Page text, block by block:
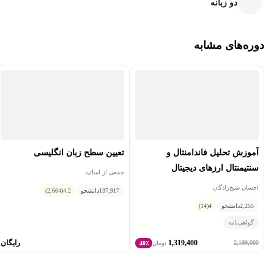
دارند. در این دوره، آموزش خود را با سرمنشأ پول آغاز خواهیم کرد.
چگونه تداوم پیدا کرده است. در ادامه درمی‌یابیم که این مفاهیم همان
هدف از یادگیری دوره آموزش تحلیل تکنیکال و خرید و فروش ارزهای
دیجیتال چیست؟
نوع پول توانسته است تحولات بزرگی در اقتصاد دنیا ایجاد کند. ارزش
محدودیتی می‌توانند در سراسر جهان مورد استفاده قرار گیرند. دنیا
دو زبانه
دوره‌های مشابه
آموزش تحلیل فاندامنتال و
سنتیمنتال ارزهای دیجیتال
احسان شیخ‌زادگان
2,255دانشجو 4
(14)
گواهی‌نامه
2,199,000
1,319,400 تومان 40٪
تعیین سطح زبان انگلیسی
جمعی از اساتید
137,917دانشجو 4.2
(2,664)
رایگان